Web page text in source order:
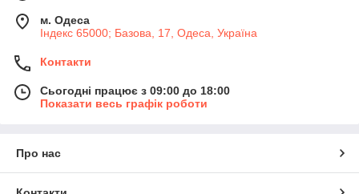
м. Одеса
Індекс 65000; Базова, 17, Одеса, Україна
Контакти
Сьогодні працює з 09:00 до 18:00
Показати весь графік роботи
Про нас